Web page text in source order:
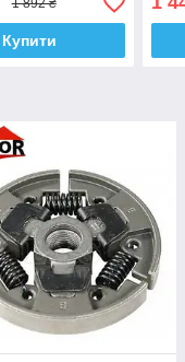
1 892 ₴
Купити